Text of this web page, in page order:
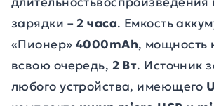
зарядки –2 часа. Емкость
«Пионер» 4000mAh, мощность
всвою очередь, 2 Вт. Источник
любого устройства, имеющего